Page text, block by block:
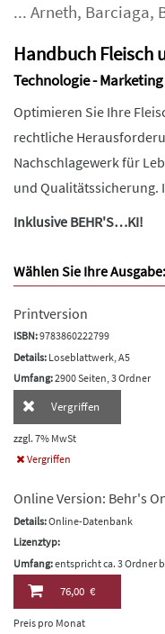
... Arneth, Barciaga,
Handbuch Fleisch
Technologie -
Optimieren Sie Ihre
rechtliche
Nachschlagewerk für
und Qualitätssicherung.
Inklusive BEHR'S…KI!
Wählen Sie Ihre Ausgabe:
Printversion
ISBN:9783860222799
Details: Loseblattwerk, A5
Umfang:2900 Seiten, 3 Ordner
Vergriffen
zzgl. 7% MwSt
Vergriffen
Online Version: Behr's
Details:Online-Datenbank
Lizenztyp:
Umfang:entspricht ca. 3 Ordner
76,00 €
Preis pro Monat